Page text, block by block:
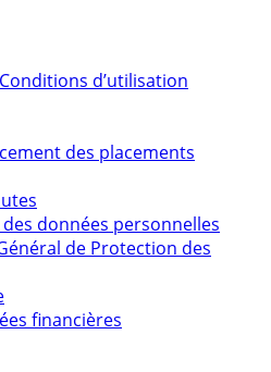
d’utilisation
des placements
données personnelles
de Protection des
financières